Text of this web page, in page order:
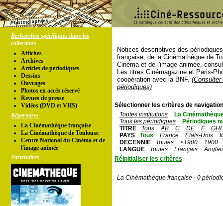
Recherches spécifiques dans les
collections
Affiches
Archives
Articles de périodiques
Dessins
Ouvrages
Photos en accés réservé
Revues de presse
Vidéos (DVD et VHS)
Répertoires
La Cinémathèque française
La Cinémathèque de Toulouse
Centre National du Cinéma et de
l'image animée
Partenaires
Notices descriptives des
française, de la Cinémathèque de
Cinéma et de l'image animée,
Les titres Cinémagazine et Paris-
coopération avec la BNF.
périodiques)
Sélectionner les critères de
Toutes institutions
La
Tous les périodiques
Périodiques
TITRE
Tous AB C DE F
GHI
PAYS
Tous France Etats-Unis
DECENNIE
Toutes <1900
1900
LANGUE
Toutes Français
Réinitialiser les critères
La Cinémathèque française - 0